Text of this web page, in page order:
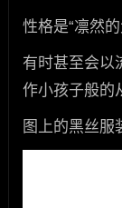
性格是“凛然的
有时甚至会以
作小孩子般的
图上的黑丝服